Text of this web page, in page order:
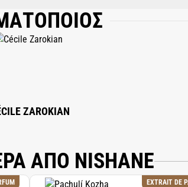
LINALOOL, CITRAL, CITRONELLOL, GERANIOL,
ZAROKIAN
ΑΠΟ NISHANE
EXTRAIT DE